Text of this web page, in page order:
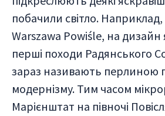
побачили світло.
Warszawa Powiśle, на дизайн
перші походи Радянського
зараз називають перлиною
модернізму. Тим часом
Марієнштат на півночі